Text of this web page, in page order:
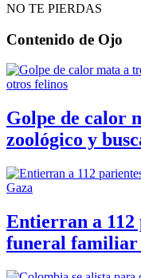
NO TE PIERDAS
Contenido de Ojo
Golpe de calor
zoológico y
Entierran a 112
funeral familiar